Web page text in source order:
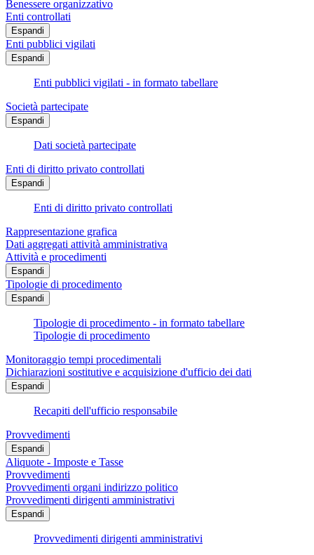
Benessere organizzativo
Enti controllati
Espandi
Enti pubblici vigilati
Espandi
Enti pubblici vigilati - in formato tabellare
Società partecipate
Espandi
Dati società partecipate
Enti di diritto privato controllati
Espandi
Enti di diritto privato controllati
Rappresentazione grafica
Dati aggregati attività amministrativa
Attività e procedimenti
Espandi
Tipologie di procedimento
Espandi
Tipologie di procedimento - in formato tabellare
Tipologie di procedimento
Monitoraggio tempi procedimentali
Dichiarazioni sostitutive e acquisizione d'ufficio dei dati
Espandi
Recapiti dell'ufficio responsabile
Provvedimenti
Espandi
Aliquote - Imposte e Tasse
Provvedimenti
Provvedimenti organi indirizzo politico
Provvedimenti dirigenti amministrativi
Espandi
Provvedimenti dirigenti amministrativi